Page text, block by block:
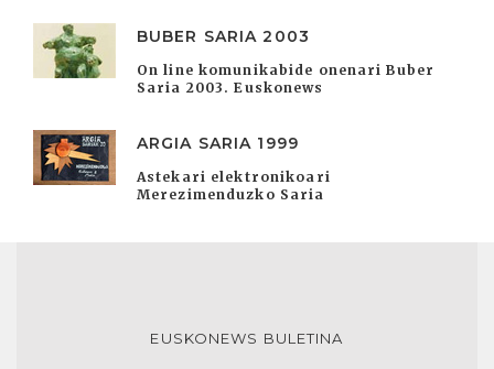
BUBER SARIA 2003
On line komunikabide onenari Buber
Saria 2003. Euskonews
ARGIA SARIA 1999
Astekari elektronikoari
Merezimenduzko Saria
EUSKONEWS BULETINA